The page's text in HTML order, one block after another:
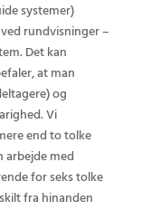
systemer)
rundvisninger –
Det kan
at man
og
Vi
end to tolke
arbejde med
for seks tolke
fra hinanden